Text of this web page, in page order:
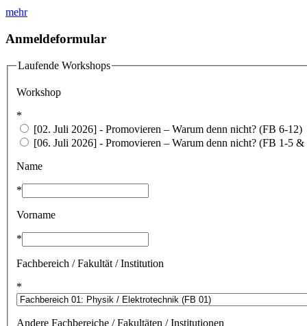
mehr
Anmeldeformular
Laufende Workshops
Workshop
*
[02. Juli 2026] - Promovieren – Warum denn nicht? (FB 6-12)
[06. Juli 2026] - Promovieren – Warum denn nicht? (FB 1-5 &
Name
*
Vorname
*
Fachbereich / Fakultät / Institution
*
Andere Fachbereiche / Fakultäten / Institutionen